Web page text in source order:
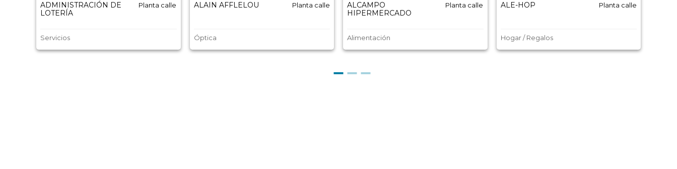
ADMINISTRACIÓN DE
LOTERÍA
Planta calle
Servicios
ALAIN AFFLELOU Planta calle
Óptica
ALCAMPO
HIPERMERCADO
Planta calle
Alimentación
ALE-HOP Planta calle
Hogar / Regalos